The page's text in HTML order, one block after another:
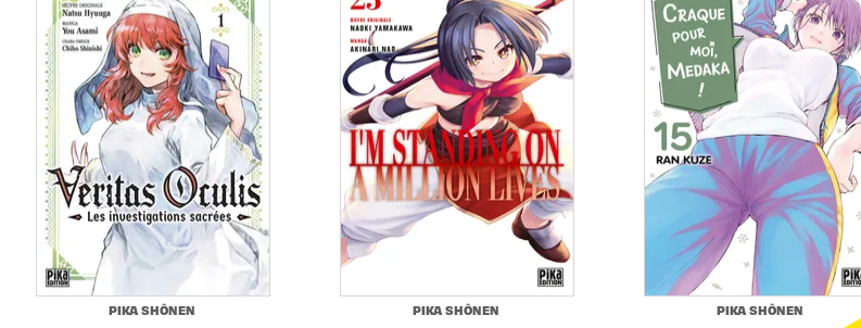
PIKA SHÔNEN PIKA SHÔNEN PIKA SHÔNEN